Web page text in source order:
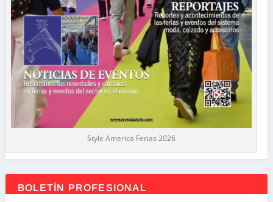
Style America Ferias 2026
BOLETÍN PROFESIONAL